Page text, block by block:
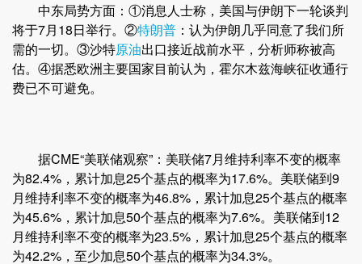
中东局势方面：①消息人士称，美国与伊朗下一轮谈判
将于7月18日举行。②特朗普 ：认为伊朗几乎同意了我们所
需的一切。③沙特原油出口接近战前水平，分析师称被高
估。④据悉欧洲主要国家目前认为，霍尔木兹海峡征收通行
费已不可避免。
据CME“美联储观察”：美联储7月维持利率不变的概率
为82.4%，累计加息25个基点的概率为17.6%。美联储到9
月维持利率不变的概率为46.8%，累计加息25个基点的概率
为45.6%，累计加息50个基点的概率为7.6%。美联储到12
月维持利率不变的概率为23.5%，累计加息25个基点的概率
为42.2%，至少加息50个基点的概率为34.3%。